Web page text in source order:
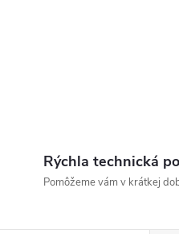
Rýchla technická
Pomôžeme vám v krátkej